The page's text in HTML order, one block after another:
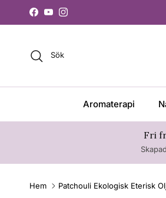
Hoppa till innehåll
Facebook
YouTubeInstagram
Sök
Aromaterapi
Fri
Hem Patchouli Ekologisk Eterisk